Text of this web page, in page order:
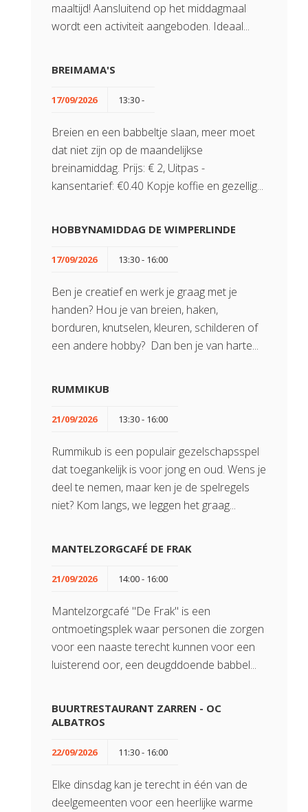
maaltijd! Aansluitend op het middagmaal
wordt een activiteit aangeboden. Ideaal...
BREIMAMA'S
17/09/2026 13:30 -
Breien en een babbeltje slaan, meer moet
dat niet zijn op de maandelijkse
breinamiddag. Prijs: € 2, Uitpas -
kansentarief: €0.40 Kopje koffie en gezellig...
HOBBYNAMIDDAG DE WIMPERLINDE
17/09/2026 13:30 - 16:00
Ben je creatief en werk je graag met je
handen? Hou je van breien, haken,
borduren, knutselen, kleuren, schilderen of
een andere hobby? Dan ben je van harte...
RUMMIKUB
21/09/2026 13:30 - 16:00
Rummikub is een populair gezelschapsspel
dat toegankelijk is voor jong en oud. Wens je
deel te nemen, maar ken je de spelregels
niet? Kom langs, we leggen het graag...
MANTELZORGCAFÉ DE FRAK
21/09/2026 14:00 - 16:00
Mantelzorgcafé "De Frak" is een
ontmoetingsplek waar personen die zorgen
voor een naaste terecht kunnen voor een
luisterend oor, een deugddoende babbel...
BUURTRESTAURANT ZARREN - OC
ALBATROS
22/09/2026 11:30 - 16:00
Elke dinsdag kan je terecht in één van de
deelgemeenten voor een heerlijke warme